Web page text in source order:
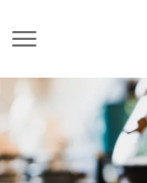
direct
naar
de
hoofdinhoud